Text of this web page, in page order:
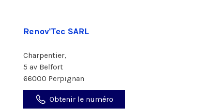
Renov'Tec SARL
Charpentier,
5 av Belfort
66000 Perpignan
Obtenir le numéro